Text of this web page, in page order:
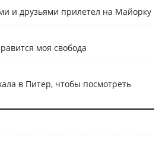
и друзьями прилетел на Майорку
моя свобода
в Питер, чтобы посмотреть